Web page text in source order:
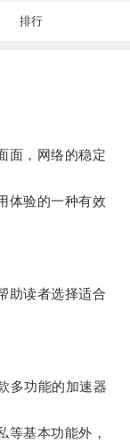
排行
，网络的稳定
验的一种有效
读者选择适合
多功能的加速器
基本功能外，